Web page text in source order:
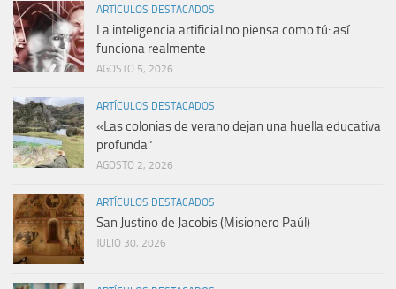
ARTÍCULOS DESTACADOS
La inteligencia artificial no piensa como tú: así
funciona realmente
AGOSTO 5, 2026
ARTÍCULOS DESTACADOS
«Las colonias de verano dejan una huella educativa
profunda”
AGOSTO 2, 2026
ARTÍCULOS DESTACADOS
San Justino de Jacobis (Misionero Paúl)
JULIO 30, 2026